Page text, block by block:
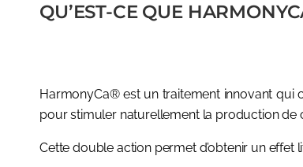
QU’EST-CE QUE
HarmonyCa® est un traitement innovant qui
pour stimuler naturellement la production de
Cette double action permet d’obtenir un